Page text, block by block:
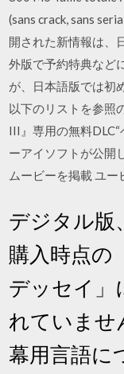
(sans crack, sans
開された新情報は、
外版で予約特典など
が、日本語版では初
以下のリストを参照
III』専用の無料
ーアイソフトが公開
ムービーを掲載 ユ
デジタル版
購入時点の
デッセイ」
れていませ
幕用言語に